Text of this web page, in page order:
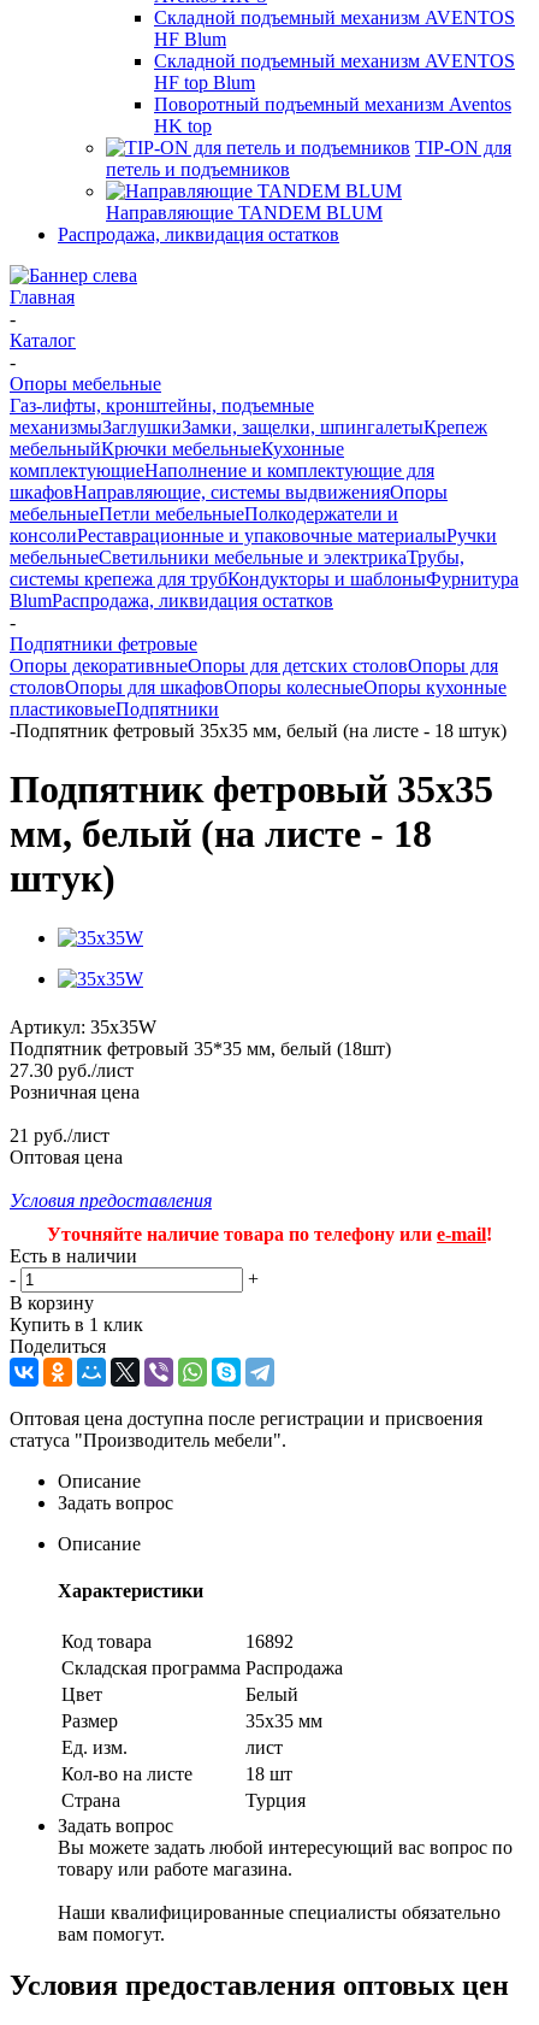
Складной подъемный механизм AVENTOS
HF Blum
Складной подъемный механизм AVENTOS
HF top Blum
Поворотный подъемный механизм Aventos
HK top
TIP-ON для
петель и подъемников
Направляющие TANDEM BLUM
Распродажа, ликвидация остатков
Главная
-
Каталог
-
Опоры мебельные
Газ-лифты, кронштейны, подъемные
механизмыЗаглушкиЗамки, защелки, шпингалетыКрепеж
мебельныйКрючки мебельныеКухонные
комплектующиеНаполнение и комплектующие для
шкафовНаправляющие, системы выдвиженияОпоры
мебельныеПетли мебельныеПолкодержатели и
консолиРеставрационные и упаковочные материалыРучки
мебельныеСветильники мебельные и электрикаТрубы,
системы крепежа для трубКондукторы и шаблоныФурнитура
BlumРаспродажа, ликвидация остатков
-
Подпятники фетровые
Опоры декоративныеОпоры для детских столовОпоры для
столовОпоры для шкафовОпоры колесныеОпоры кухонные
пластиковыеПодпятники
-Подпятник фетровый 35х35 мм, белый (на листе - 18 штук)
Подпятник фетровый 35х35
мм, белый (на листе - 18
штук)
Артикул: 35x35W
Подпятник фетровый 35*35 мм, белый (18шт)
27.30 руб./лист
Розничная цена
21 руб./лист
Оптовая цена
Условия предоставления
Уточняйте наличие товара по телефону или e-mail!
Есть в наличии
-
+
В корзину
Купить в 1 клик
Поделиться
Оптовая цена доступна после регистрации и присвоения
статуса "Производитель мебели".
Описание
Задать вопрос
Описание
Характеристики
Код товара
16892
Складская программа Распродажа
Цвет
Белый
Размер
35х35 мм
Ед. изм.
лист
Кол-во на листе
18 шт
Страна
Турция
Задать вопрос
Вы можете задать любой интересующий вас вопрос по
товару или работе магазина.
Наши квалифицированные специалисты обязательно
вам помогут.
Условия предоставления оптовых цен